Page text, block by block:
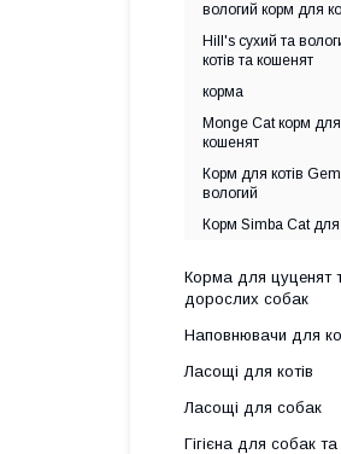
вологий корм для
Hill's сухий та
котів та кошенят
корма
Monge Cat корм для
кошенят
Корм для котів
вологий
Корм Simba Cat для
Корма для цуценят
дорослих собак
Наповнювачи для
Ласощі для котів
Ласощі для собак
Гігієна для собак та